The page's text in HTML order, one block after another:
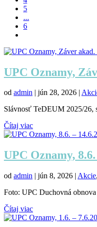
5
...
6
UPC Oznamy,
od admin | jún 28, 2026 |
Slávnosť TeDEUM 2025/26,
Čítaj viac
UPC Oznamy,
od admin | jún 8, 2026 | Akcie,
Foto: UPC Duchovná
Čítaj viac